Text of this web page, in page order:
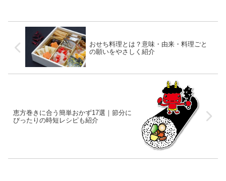
おせち料理とは？意味・由来・料理ごと
の願いをやさしく紹介
恵方巻きに合う簡単おかず17選｜節分に
ぴったりの時短レシピも紹介